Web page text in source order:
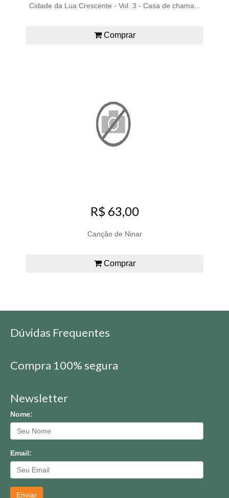
Cidade da Lua Crescente - Vol. 3 - Casa de chama...
Comprar
R$ 63,00
Canção de Ninar
Comprar
Dúvidas Frequentes
Compra 100% segura
Newsletter
Nome:
Email:
Enviar